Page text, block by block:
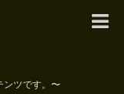
ンツです。〜